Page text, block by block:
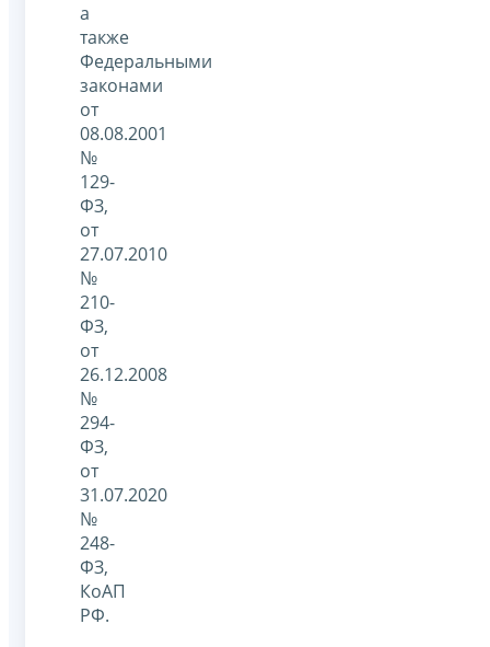
а
также
Федеральными
законами
от
08.08.2001
№
129-
ФЗ,
от
27.07.2010
№
210-
ФЗ,
от
26.12.2008
№
294-
ФЗ,
от
31.07.2020
№
248-
ФЗ,
КоАП
РФ.